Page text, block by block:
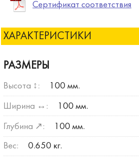
Сертификат соответствия
ХАРАКТЕРИСТИКИ
РАЗМЕРЫ
Высота ↕: 100 мм.
Ширина ↔: 100 мм.
Глубина ↗: 100 мм.
Вес: 0.650 кг.